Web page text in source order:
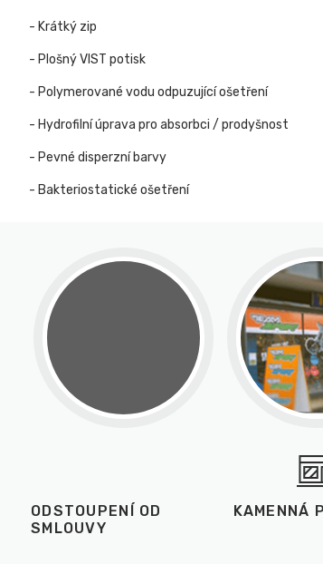
- Krátký zip
- Plošný VIST potisk
- Polymerované vodu odpuzující ošetření
- Hydrofilní úprava pro absorbci / prodyšnost
- Pevné disperzní barvy
- Bakteriostatické ošetření
ODSTOUPENÍ OD
SMLOUVY
KAMENNÁ